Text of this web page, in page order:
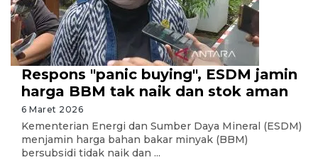
Respons "panic buying", ESDM jamin
harga BBM tak naik dan stok aman
6 Maret 2026
Kementerian Energi dan Sumber Daya Mineral (ESDM)
menjamin harga bahan bakar minyak (BBM)
bersubsidi tidak naik dan ...